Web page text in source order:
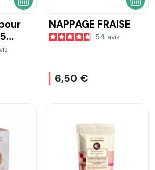
AJOUTER AU PANIER
NAPPAGE FRAISE
54 avis
6,50 €